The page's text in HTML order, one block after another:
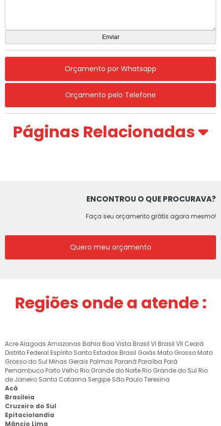
Orçamento por Whatsapp
Orçamento pelo Telefone
Páginas Relacionadas
ENCONTROU O QUE PROCURAVA?
Faça seu orçamento grátis agora mesmo!
Quero meu orçamento
Regiões onde a atende :
AcreAlagoas Amazonas Bahia Boa Vista Brasil VI Brasil VII Ceará
Distrito Federal Espírito Santo Estados Brasil Goiás Mato Grosso Mato
Grosso do Sul Minas Gerais Palmas Paraná Paraíba Pará
Pernambuco Porto Velho Rio Grande do Norte Rio Grande do Sul Rio
de Janeiro Santa Catarina Sergipe São PauloTeresina
Acá
Brasileia
Cruzeiro do Sul
Epitaciolandia
Mâncio Lima